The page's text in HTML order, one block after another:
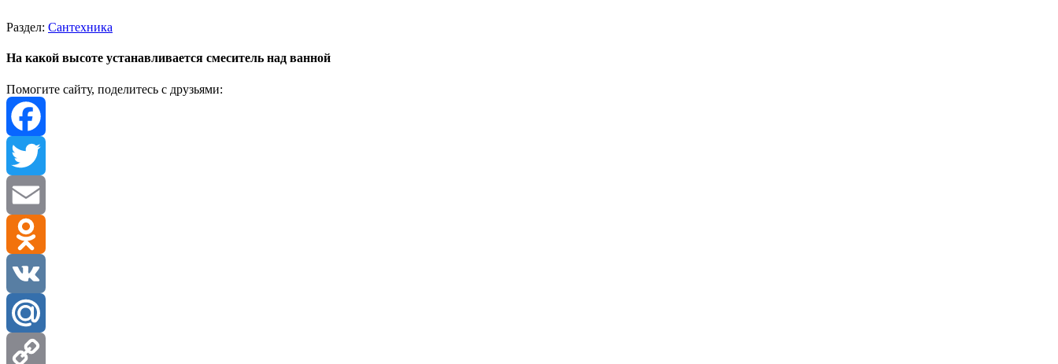
Раздел: Сантехника
На какой высоте устанавливается смеситель над ванной
Помогите сайту, поделитесь с друзьями:
Facebook
Twitter
Email
Odnoklassniki
VK
Mail.Ru